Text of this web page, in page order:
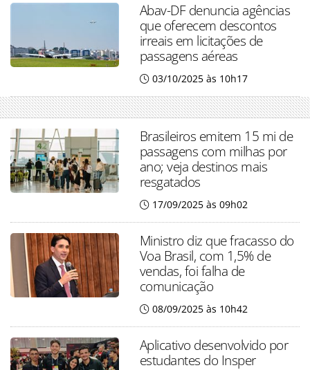
Abav-DF denuncia agências
que oferecem descontos
irreais em licitações de
passagens aéreas
03/10/2025 às 10h17
Brasileiros emitem 15 mi de
passagens com milhas por
ano; veja destinos mais
resgatados
17/09/2025 às 09h02
Ministro diz que fracasso do
Voa Brasil, com 1,5% de
vendas, foi falha de
comunicação
08/09/2025 às 10h42
Aplicativo desenvolvido por
estudantes do Insper